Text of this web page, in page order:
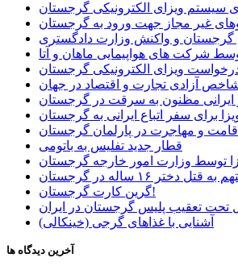
سیستم ویزای الکترونیکی گرجستان
غیر مجاز جهت ورود به گرجستان
گرجستان و واکنش وزارت دادگستری
شرکت های هواپیمایی ماهان و آتا
درخواست ویزای الکترونیکی گرجستان
آزادی تجارت و اقتصاد در جهان
ایرانی مظنون به سرقت در گرجستان
برای سفر اتباع ایرانی به گرجستان
و مهاجرت در پارلمان گرجستان
قطار جدید تفلیس به باتومی
توسط وزارت امور خارجه گرجستان
۱۶ ساله در گرجستان
گرین کارت گرجستان!
تحت تعقیب پلیس گرجستان در ایران
آشنایی با غذاهای گرجی (خینکالی)
آخرین دیدگاه ها